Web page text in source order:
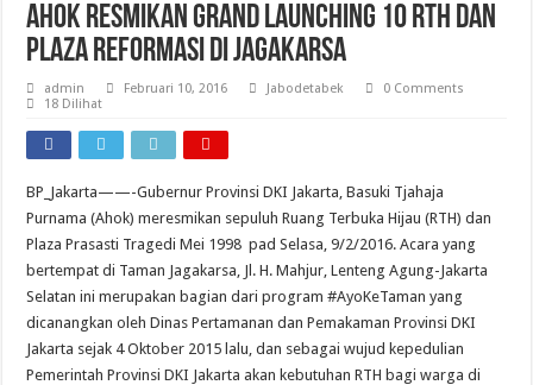
Ahok Resmikan Grand Launching 10 RTH dan
Plaza Reformasi Di Jagakarsa
admin Februari 10, 2016 Jabodetabek
0 Comments
18 Dilihat
BP_Jakarta——-Gubernur Provinsi DKI Jakarta, Basuki Tjahaja
Purnama (Ahok) meresmikan sepuluh Ruang Terbuka Hijau (RTH) dan
Plaza Prasasti Tragedi Mei 1998 pad Selasa, 9/2/2016. Acara yang
bertempat di Taman Jagakarsa, Jl. H. Mahjur, Lenteng Agung-Jakarta
Selatan ini merupakan bagian dari program #AyoKeTaman yang
dicanangkan oleh Dinas Pertamanan dan Pemakaman Provinsi DKI
Jakarta sejak 4 Oktober 2015 lalu, dan sebagai wujud kepedulian
Pemerintah Provinsi DKI Jakarta akan kebutuhan RTH bagi warga di